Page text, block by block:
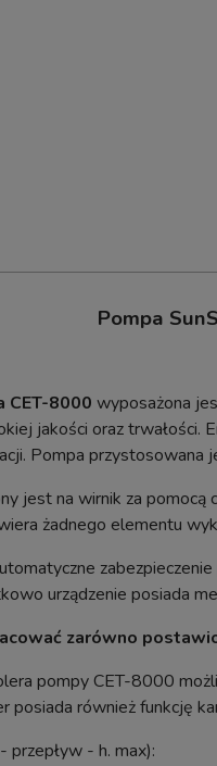
Pompa
CET-8000 wyposażona
jakości oraz trwałości.
Pompa przystosowana
jest na wirnik za pomocą
żadnego elementu
urządzenie posiada
zarówno
pompy CET-8000
również funkcję
przepływ - h. max):